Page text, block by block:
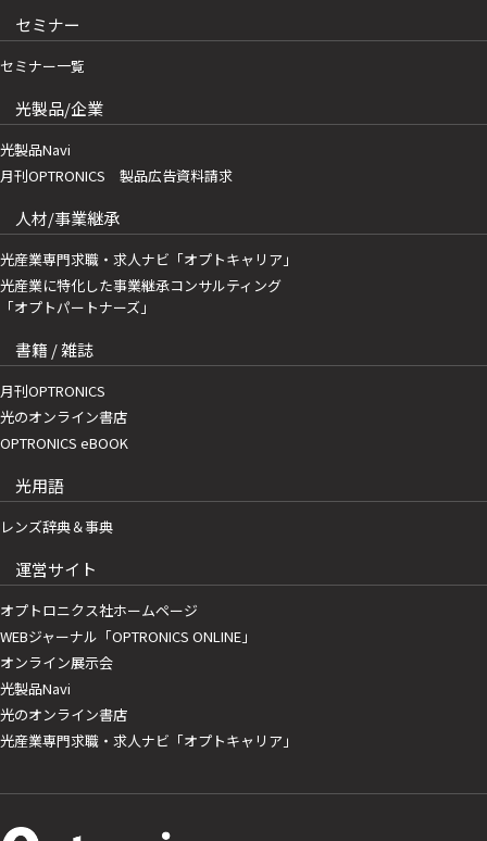
セミナー
セミナー一覧
光製品/企業
光製品Navi
月刊OPTRONICS 製品広告資料請求
人材/事業継承
光産業専門求職・求人ナビ「オプトキャリア」
光産業に特化した事業継承コンサルティング
「オプトパートナーズ」
書籍 / 雑誌
月刊OPTRONICS
光のオンライン書店
OPTRONICS eBOOK
光用語
レンズ辞典＆事典
運営サイト
オプトロニクス社ホームページ
WEBジャーナル「OPTRONICS ONLINE」
オンライン展示会
光製品Navi
光のオンライン書店
光産業専門求職・求人ナビ「オプトキャリア」